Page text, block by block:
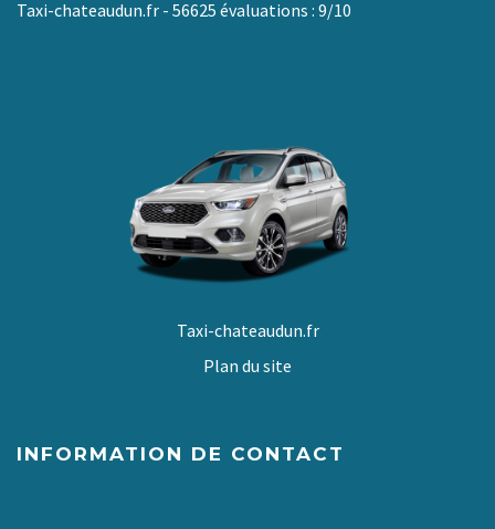
Taxi-chateaudun.fr - 56625 évaluations : 9/10
Taxi-chateaudun.fr
Plan du site
INFORMATION DE CONTACT